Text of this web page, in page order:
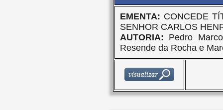
EMENTA: CONCEDE
SENHOR CARLOS
AUTORIA: Pedro
Resende da Rocha e